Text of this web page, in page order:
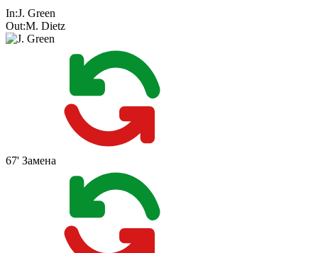
In:J. Green
Out:M. Dietz
67' Замена